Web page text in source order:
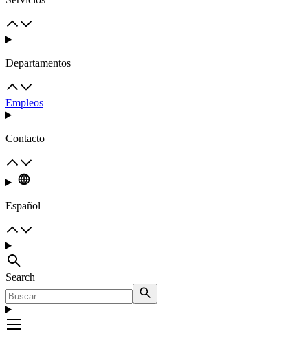
Departamentos
Empleos
Contacto
Español
Search